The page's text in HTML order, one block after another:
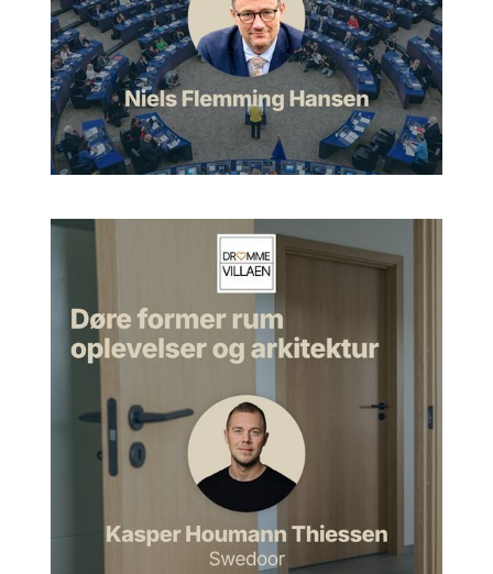
til virkelighed. Og som jeg forestiller mig det, eller kender det
lidt fra vores eget byggeri, så er det jo nogle forskellige faser,
man egentlig går igennem, når man tager fat på en arkitekt
som jer. Kan du ikke prøve at forklare lidt omkring det? Hvad
er det for nogle faser, man går igennem, hvis man kommer og
skal bygge et hus ved jer?
Uffe:Jo. Det bliver sådan lidt en lang snak, men det handler
jo lidt om at starte med at sige, jamen de vigtigste
eller to plan? Er det et nybyg, tilbyg eller en ombygning?
Sådan ligesom få indkredset det der. Laver vi et nyt hus, så er
der sådan noget, der hedder en program- og idéfase, som
man er nødt til at give noget tid og noget opmærksomhed,
hvor hvis der ligger et hus i forvejen, man skal bygge til, så er
der jo rigtig meget af det, der er givet på forhånd. Så
afhængig af, om man starter med et helt blankt stykke papir,
program og idé, og ellers er der en skitsefase, som tager fat
om de væsentligste ting og får dem på plads.
Hvad er leverancen egentlig af et skitseprojekt?
Fordi der er jo mange arkitekter, der bruger den term, eller
bruger det. Hvad er det, man står med i hånden som
nybygger, når man er færdig med skitseprojektet?
Jamen, det er jo nok afhængigt af tegnestue eller